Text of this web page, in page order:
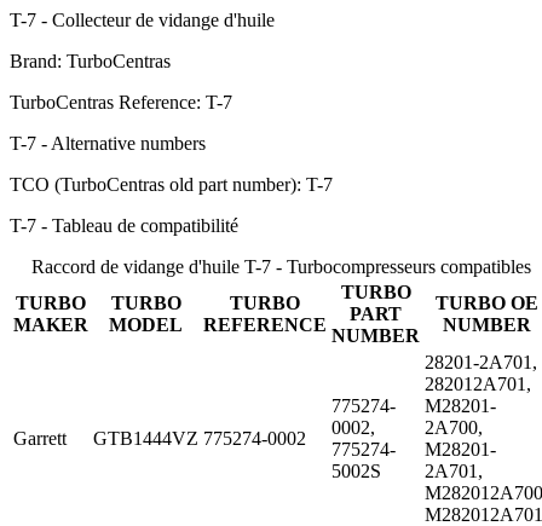
T-7 - Collecteur de vidange d'huile
Brand: TurboCentras
TurboCentras Reference: T-7
T-7 - Alternative numbers
TCO (TurboCentras old part number): T-7
T-7 - Tableau de compatibilité
Raccord de vidange d'huile T-7 - Turbocompresseurs compatibles
TURBO
MAKER
TURBO
MODEL
TURBO
REFERENCE
TURBO
PART
NUMBER
TURBO OE
NUMBER
Garrett GTB1444VZ 775274-0002
775274-
0002,
775274-
5002S
28201-2A701,
282012A701,
M28201-
2A700,
M28201-
2A701,
M282012A701